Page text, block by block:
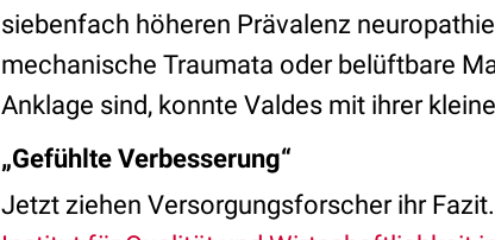
siebenfach höheren Prävalenz
mechanische Traumata oder belüftbare
Anklage sind, konnte Valdes mit ihrer
„Gefühlte Verbesserung“
Jetzt ziehen Versorgungsforscher ihr